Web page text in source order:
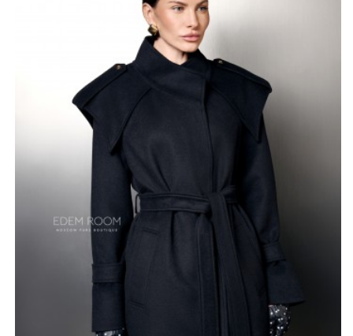
расширенные плечи, которые придают силуэту
уверенность и соответствуют актуальным подиумным
трендам. Оптимальная длина до восьмидесяти
сантиметров делает это пальто невероятно удобным
для динамичного ритма жизни и вождения
автомобиля.
Турецкое производство гарантирует высокое качество
пошива и аккуратную обработку каждого шва.
Лаконичный дизайн без лишних деталей акцентирует
внимание на благородной фактуре материала и
чистоте архитектурных линий. Такое пальто идеально
подходит для создания статусных образов, будь то
деловая встреча в сочетании со строгим костюмом
или неформальный выход в свет. Тщательно
по фигуре, подчеркивая индивидуальность и отличный
вкус своей обладательницы.